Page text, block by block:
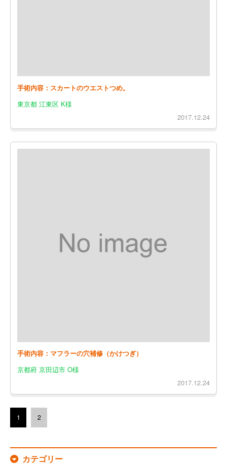
手術内容：スカートのウエストつめ。
東京都 江東区 K様
2017.12.24
手術内容：マフラーの穴補修（かけつぎ）
京都府 京田辺市 O様
2017.12.24
1 2
カテゴリー